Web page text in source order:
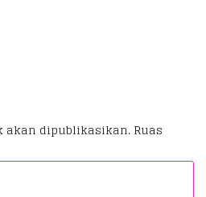
akan dipublikasikan.Ruas